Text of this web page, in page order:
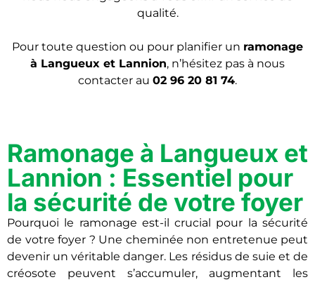
qualité.
Pour toute question ou pour planifier un ramonage
à Langueux et Lannion, n’hésitez pas à nous
contacter au 02 96 20 81 74.
Ramonage à Langueux et
Lannion : Essentiel pour
la sécurité de votre foyer
Pourquoi le ramonage est-il crucial pour la sécurité
de votre foyer ? Une cheminée non entretenue peut
devenir un véritable danger. Les résidus de suie et de
créosote peuvent s’accumuler, augmentant les